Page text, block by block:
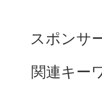
スポンサ
関連キー